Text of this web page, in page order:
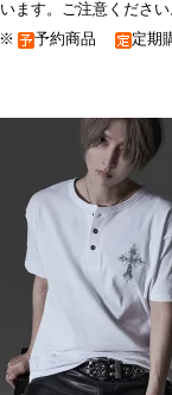
います。ご注意ください
※ 予約商品 定期